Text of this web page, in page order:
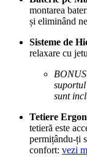
montarea
și eliminând
Sisteme de
relaxare cu
sunt
Tetiere
tetieră este
permițându-ți
confort: vezi